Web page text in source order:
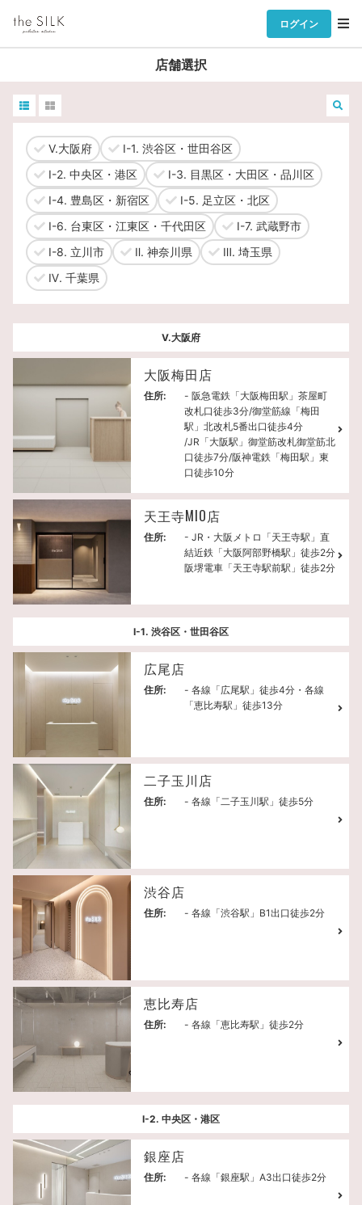
ログイン
店舗選択
V.大阪府
Ⅰ-1. 渋谷区・世田谷区
Ⅰ-2. 中央区・港区
Ⅰ-3. 目黒区・大田区・品川区
Ⅰ-4. 豊島区・新宿区
Ⅰ-5. 足立区・北区
Ⅰ-6. 台東区・江東区・千代田区
Ⅰ-7. 武蔵野市
Ⅰ-8. 立川市
Ⅱ. 神奈川県
Ⅲ. 埼玉県
Ⅳ. 千葉県
V.大阪府
大阪梅田店
住所:
- 阪急電鉄「大阪梅田駅」茶屋町
改札口徒歩3分/御堂筋線「梅田
駅」北改札5番出口徒歩4分
/JR「大阪駅」御堂筋改札御堂筋北
口徒歩7分/阪神電鉄「梅田駅」東
口徒歩10分
天王寺MIO店
住所:
- JR・大阪メトロ「天王寺駅」直
結近鉄「大阪阿部野橋駅」徒歩2分
阪堺電車「天王寺駅前駅」徒歩2分
Ⅰ-1. 渋谷区・世田谷区
広尾店
住所:
- 各線「広尾駅」徒歩4分・各線
「恵比寿駅」徒歩13分
二子玉川店
住所: - 各線「二子玉川駅」徒歩5分
渋谷店
住所: - 各線「渋谷駅」B1出口徒歩2分
恵比寿店
住所: - 各線「恵比寿駅」徒歩2分
Ⅰ-2. 中央区・港区
銀座店
住所: - 各線「銀座駅」A3出口徒歩2分